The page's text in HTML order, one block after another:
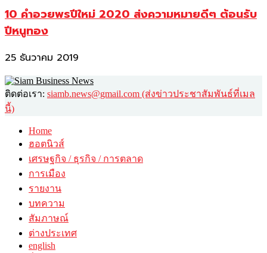
10 คำอวยพรปีใหม่ 2020 ส่งความหมายดีๆ ต้อนรับ
ปีหนูทอง
25 ธันวาคม 2019
ติดต่อเรา: siamb.news@gmail.com (ส่งข่าวประชาสัมพันธ์ที่เมล
นี้)
Home
ฮอตนิวส์
เศรษฐกิจ / ธุรกิจ / การตลาด
การเมือง
รายงาน
บทความ
สัมภาษณ์
ต่างประเทศ
english